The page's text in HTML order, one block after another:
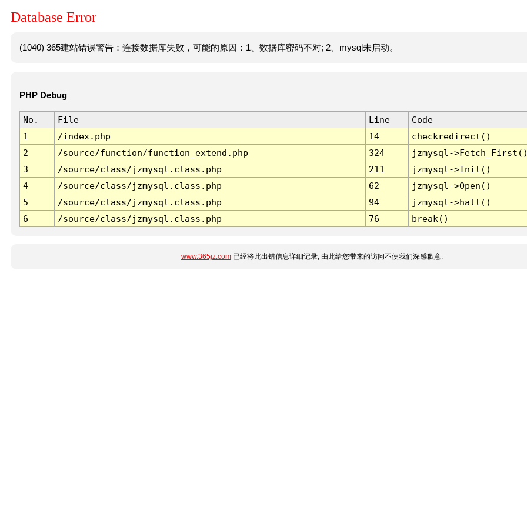
Database Error
(1040) 365建站错误警告：连接数据库失败，可能的原因：1、数据库密码不对; 2、mysql未启动。
PHP Debug
No. File Line
Code
1
/index.php 14
checkredirect()
2
/source/function/function_extend.php 324
jzmysql-
3
/source/class/jzmysql.class.php 211
jzmysql->Init()
4
/source/class/jzmysql.class.php 62
jzmysql->Open()
5
/source/class/jzmysql.class.php 94
jzmysql->halt()
6
/source/class/jzmysql.class.php 76 break()
www.365jz.com已经将此出错信息详细记录, 由此给您带来的访问不便我们深感歉意.